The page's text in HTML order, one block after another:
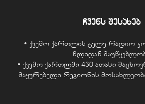
ჩვენს შესახებ
• ქვემო ქართლის ტელე-რადიო
წლიდან
• ქვემო ქართლში 430 ათასი
მაყურებელი რეგიონის